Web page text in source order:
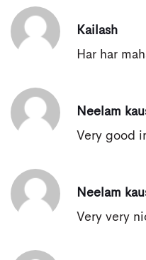
Kailash
Har har
Neelam
Very good
Neelam
Very very